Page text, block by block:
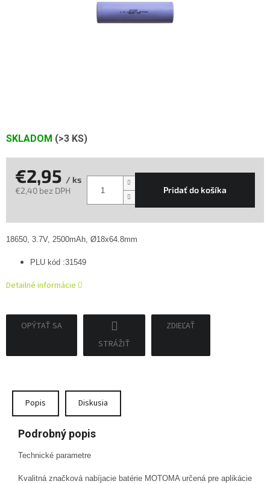
SKLADOM (>3 KS)
€2,95 / ks
€2,40 bez DPH
Pridať do košíka
18650, 3.7V, 2500mAh, Ø18x64.8mm
PLU kód :31549
Detailné informácie
OPÝTAŤ SA
STRÁŽIŤ
ZDIEĽAŤ
Popis Diskusia
Podrobný popis
Technické parametre
Kvalitná značková nabíjacie batérie MOTOMA určená pre aplikácie